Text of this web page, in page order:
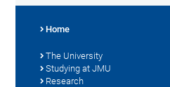
Home
The University
Studying at JMU
Research